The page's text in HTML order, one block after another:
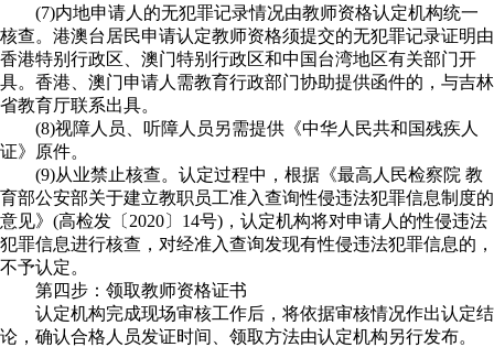
(7)内地申请人的无犯罪记录情况由教师资格认定机构统一
核查。港澳台居民申请认定教师资格须提交的无犯罪记录证明由
香港特别行政区、澳门特别行政区和中国台湾地区有关部门开
具。香港、澳门申请人需教育行政部门协助提供函件的，与吉林
省教育厅联系出具。
(8)视障人员、听障人员另需提供《中华人民共和国残疾人
证》原件。
(9)从业禁止核查。认定过程中，根据《最高人民检察院 教
育部公安部关于建立教职员工准入查询性侵违法犯罪信息制度的
意见》(高检发〔2020〕14号)，认定机构将对申请人的性侵违法
犯罪信息进行核查，对经准入查询发现有性侵违法犯罪信息的，
不予认定。
第四步：领取教师资格证书
认定机构完成现场审核工作后，将依据审核情况作出认定结
论，确认合格人员发证时间、领取方法由认定机构另行发布。